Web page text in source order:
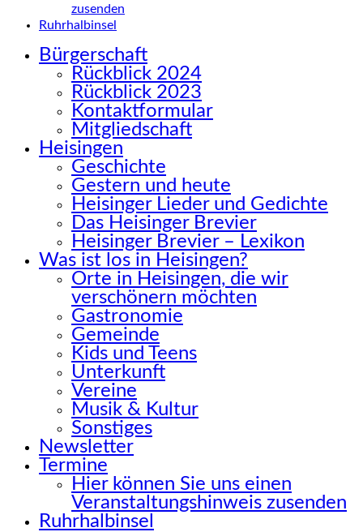
zusenden
Ruhrhalbinsel
Bürgerschaft
Rückblick 2024
Rückblick 2023
Kontaktformular
Mitgliedschaft
Heisingen
Geschichte
Gestern und heute
Heisinger Lieder und Gedichte
Das Heisinger Brevier
Heisinger Brevier – Lexikon
Was ist los in Heisingen?
Orte in Heisingen, die wir
verschönern möchten
Gastronomie
Gemeinde
Kids und Teens
Unterkunft
Vereine
Musik & Kultur
Sonstiges
Newsletter
Termine
Hier können Sie uns einen
Veranstaltungshinweis zusenden
Ruhrhalbinsel